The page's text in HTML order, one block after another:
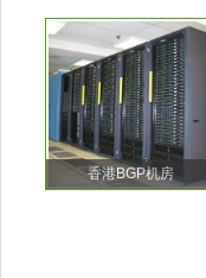
香港BGP机房